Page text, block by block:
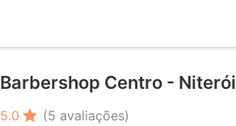
Barbershop Centro - Niterói
5.0 star (5 avaliações)